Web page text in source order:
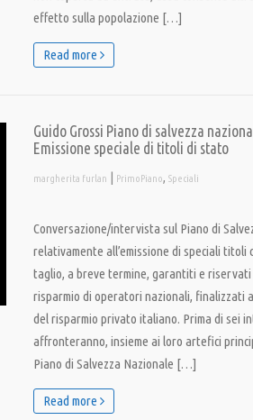
effetto sulla popolazione […]
Read more
Guido Grossi Piano di salvezza
Emissione speciale di titoli di stato
margherita furlan | PrimoPiano, Speciali
Conversazione/intervista sul Piano di
relativamente all’emissione di speciali titoli
taglio, a breve termine, garantiti e riservati
risparmio di operatori nazionali, finalizzati
del risparmio privato italiano. Prima di sei
affronteranno, insieme ai loro artefici
Piano di Salvezza Nazionale […]
Read more